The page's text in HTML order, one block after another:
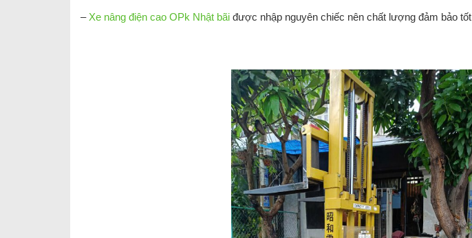
– Xe nâng điện cao OPk Nhật bãi được nhập nguyên chiếc nên chất lượng đảm bảo tốt